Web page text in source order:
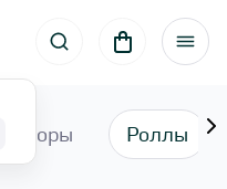
Наборы Роллы